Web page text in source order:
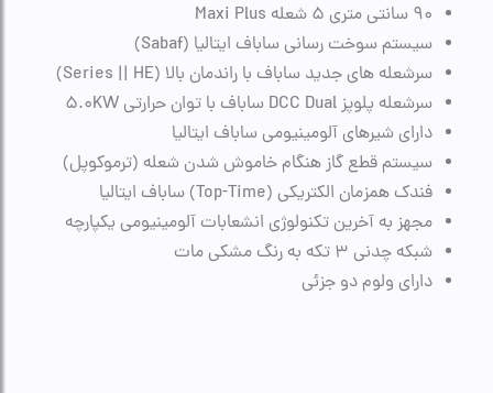
90 سانتی متری 5 شعله Maxi Plus
سیستم سوخت رسانی ساباف ایتالیا (Sabaf)
سرشعله های جدید ساباف با راندمان بالا (Series || HE)
سرشعله پلوپز DCC Dual ساباف با توان حرارتی 5.0KW
دارای شیرهای آلومینیومی ساباف ایتالیا
سیستم قطع گاز هنگام خاموش شدن شعله (ترموکوپل)
فندک همزمان الکتریکی (Top-Time) ساباف ایتالیا
مجهز به آخرین تکنولوژی انشعابات آلومینیومی یکپارچه
شبکه چدنی 3 تکه به رنگ مشکی مات
دارای ولوم دو جزئی